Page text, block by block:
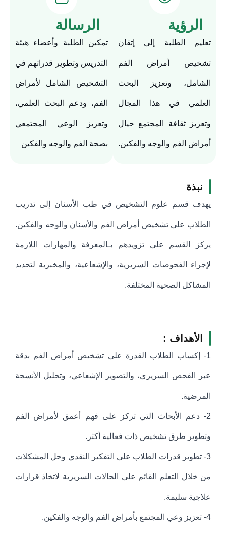
الرؤية
تعليم الطلبة إلى إتقان
تشخيص أمراض الفم
الشامل، وتعزيز البحث
العلمي في هذا المجال
وتعزيز ثقافة المجتمع حيال
أمراض الفم والوجه والفكين.
الرسالة
تمكين الطلبة وأعضاء هيئة
التدريس وتطوير قدراتهم في
التشخيص الشامل لأمراض
الفم، ودعم البحث العلمي،
وتعزيز الوعي المجتمعي
بصحة الفم والوجه والفكين
نبذة
يهدف قسم علوم التشخيص في طب الأسنان إلى تدريب
الطلاب على تشخيص أمراض الفم والأسنان والوجه والفكين.
يركز القسم على تزويدهم بـالمعرفة والمهارات اللازمة
لإجراء الفحوصات السريرية، والإشعاعية، والمخبرية لتحديد
المشاكل الصحية المختلفة.
الأهداف :
1- إكساب الطلاب القدرة على تشخيص أمراض الفم بدقة
عبر الفحص السريري، والتصوير الإشعاعي، وتحليل الأنسجة
المرضية.
2- دعم الأبحاث التي تركز على فهم أعمق لأمراض الفم
وتطوير طرق تشخيص ذات فعالية أكثر.
3- تطوير قدرات الطلاب على التفكير النقدي وحل المشكلات
من خلال التعلم القائم على الحالات السريرية لاتخاذ قرارات
علاجية سليمة.
4- تعزيز وعي المجتمع بأمراض الفم والوجه والفكين.